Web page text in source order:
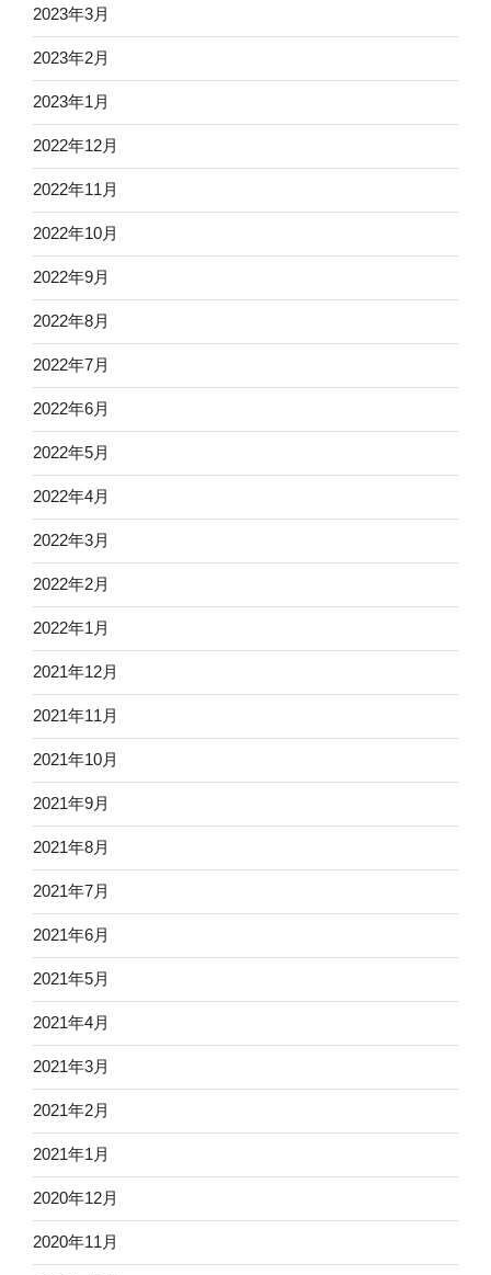
2023年3月
2023年2月
2023年1月
2022年12月
2022年11月
2022年10月
2022年9月
2022年8月
2022年7月
2022年6月
2022年5月
2022年4月
2022年3月
2022年2月
2022年1月
2021年12月
2021年11月
2021年10月
2021年9月
2021年8月
2021年7月
2021年6月
2021年5月
2021年4月
2021年3月
2021年2月
2021年1月
2020年12月
2020年11月